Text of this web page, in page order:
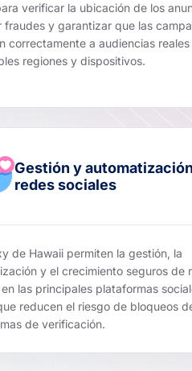
verificar la ubicación de los
fraudes y garantizar que las
correctamente a audiencias
regiones y dispositivos.
Gestión y
redes sociales
de Hawaii permiten la gestión, la
y el crecimiento seguros de
las principales plataformas
reducen el riesgo de bloqueos
de verificación.